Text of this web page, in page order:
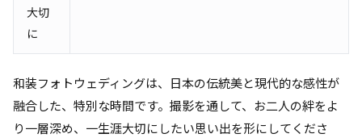
大切
に
和装フォトウェディングは、日本の伝統美と現代的な感性が
融合した、特別な時間です。撮影を通して、お二人の絆をよ
り一層深め、一生涯大切にしたい思い出を形にしてくださ